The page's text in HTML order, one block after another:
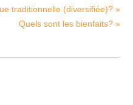
traditionnelle (diversifiée)? »
Quels sont les bienfaits? »